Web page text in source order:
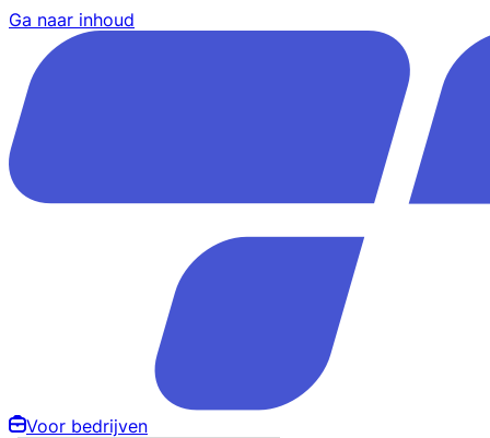
Ga naar inhoud
Voor bedrijven